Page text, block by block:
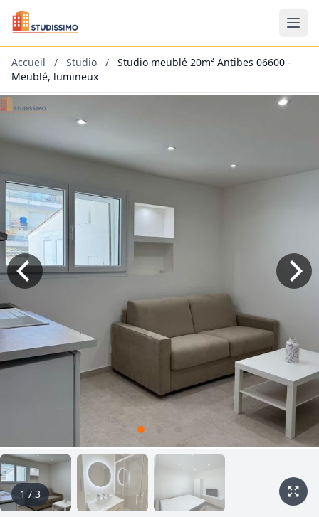
Accueil / Studio /
Studio meublé 20m² Antibes 06600 -
Meublé, lumineux
1 / 3